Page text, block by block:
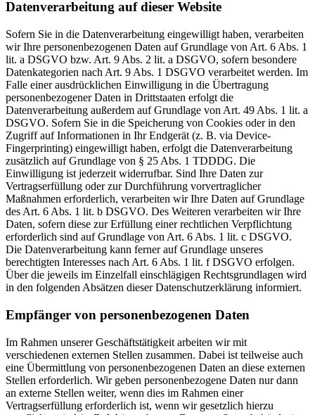
Datenverarbeitung auf dieser Website
Sofern Sie in die Datenverarbeitung eingewilligt haben, verarbeiten
wir Ihre personenbezogenen Daten auf Grundlage von Art. 6 Abs. 1
lit. a DSGVO bzw. Art. 9 Abs. 2 lit. a DSGVO, sofern besondere
Datenkategorien nach Art. 9 Abs. 1 DSGVO verarbeitet werden. Im
Falle einer ausdrücklichen Einwilligung in die Übertragung
personenbezogener Daten in Drittstaaten erfolgt die
Datenverarbeitung außerdem auf Grundlage von Art. 49 Abs. 1 lit. a
DSGVO. Sofern Sie in die Speicherung von Cookies oder in den
Zugriff auf Informationen in Ihr Endgerät (z. B. via Device-
Fingerprinting) eingewilligt haben, erfolgt die Datenverarbeitung
zusätzlich auf Grundlage von § 25 Abs. 1 TDDDG. Die
Einwilligung ist jederzeit widerrufbar. Sind Ihre Daten zur
Vertragserfüllung oder zur Durchführung vorvertraglicher
Maßnahmen erforderlich, verarbeiten wir Ihre Daten auf Grundlage
des Art. 6 Abs. 1 lit. b DSGVO. Des Weiteren verarbeiten wir Ihre
Daten, sofern diese zur Erfüllung einer rechtlichen Verpflichtung
erforderlich sind auf Grundlage von Art. 6 Abs. 1 lit. c DSGVO.
Die Datenverarbeitung kann ferner auf Grundlage unseres
berechtigten Interesses nach Art. 6 Abs. 1 lit. f DSGVO erfolgen.
Über die jeweils im Einzelfall einschlägigen Rechtsgrundlagen wird
in den folgenden Absätzen dieser Datenschutzerklärung informiert.
Empfänger von personenbezogenen Daten
Im Rahmen unserer Geschäftstätigkeit arbeiten wir mit
verschiedenen externen Stellen zusammen. Dabei ist teilweise auch
eine Übermittlung von personenbezogenen Daten an diese externen
Stellen erforderlich. Wir geben personenbezogene Daten nur dann
an externe Stellen weiter, wenn dies im Rahmen einer
Vertragserfüllung erforderlich ist, wenn wir gesetzlich hierzu